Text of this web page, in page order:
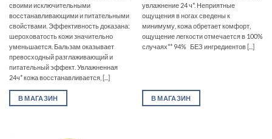
своими исключительными
восстанавливающими и питательными
свойствами. Эффективность доказана:
шероховатость кожи значительно
уменьшается. Бальзам оказывает
превосходный разглаживающий и
питательный эффект. Увлажненная
24ч* кожа восстанавливается, [...]
В МАГАЗИН
увлажнение 24 ч*. Неприятные
ощущения в ногах сведены к
минимуму, кожа обретает комфорт,
ощущение легкости отмечается в 100%
случаях** 94% БЕЗ ингредиентов [...]
В МАГАЗИН